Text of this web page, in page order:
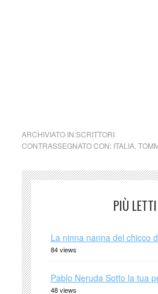
ARCHIVIATO IN:SCRITTORI
CONTRASSEGNATO CON: ITALIA,
PIÙ LETTI
La ninna nanna del chicco
84 views
Pablo Neruda Sotto la tua
48 views